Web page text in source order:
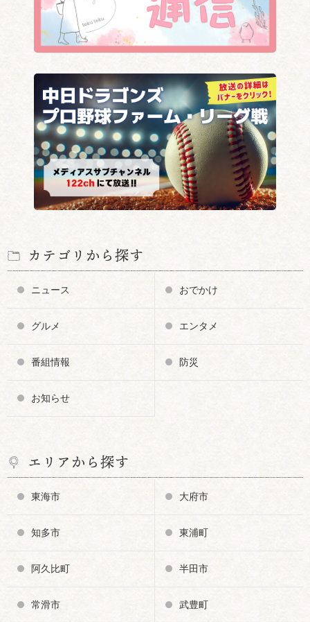
カテゴリから探す
ニュース おでかけ
グルメ エンタメ
番組情報 防災
お知らせ
エリアから探す
東海市 大府市
知多市 東浦町
阿久比町 半田市
常滑市 武豊町